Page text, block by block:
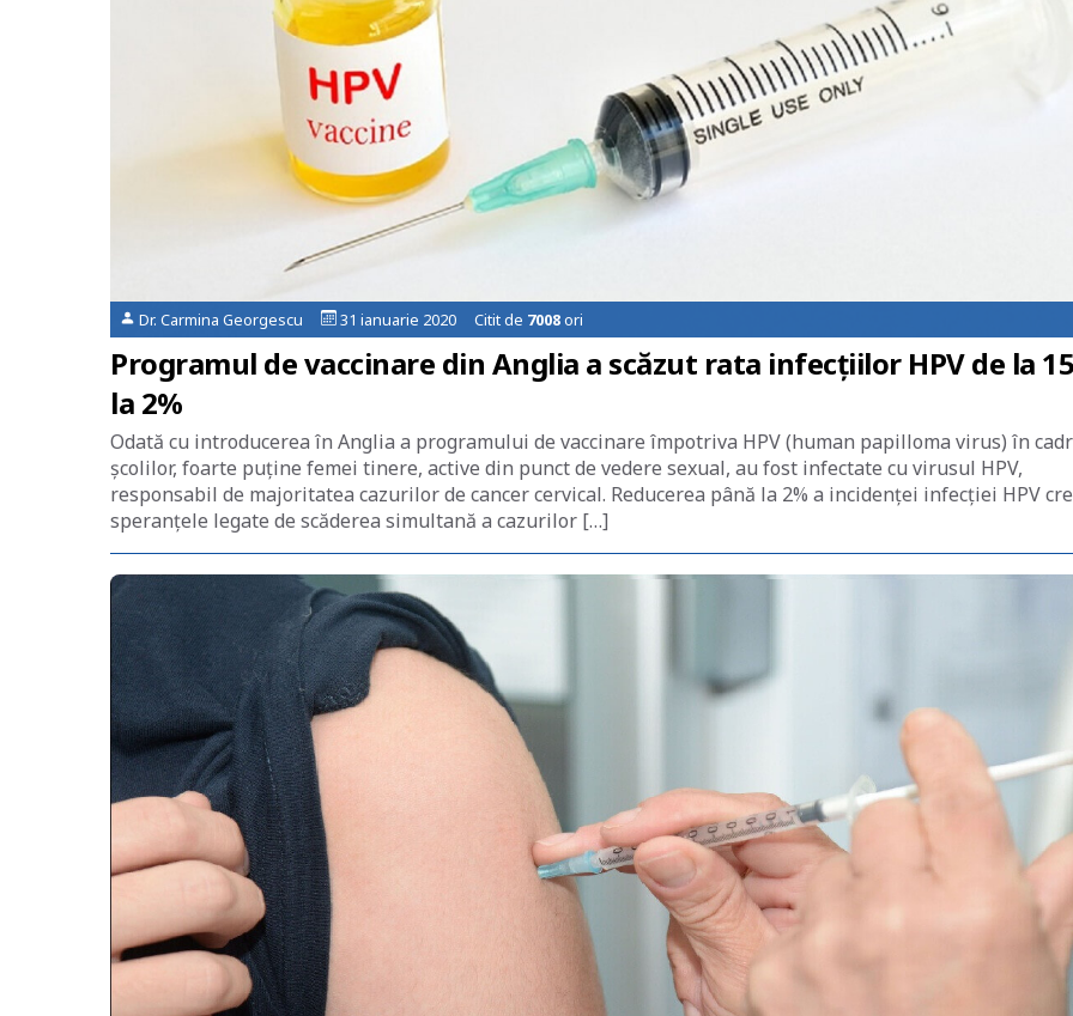
Dr. Carmina Georgescu 31 ianuarie 2020 Citit de 7008ori
Programul de vaccinare din Anglia a scăzut rata infecțiilor HPV de la
la 2%
Odată cu introducerea în Anglia a programului de vaccinare împotriva HPV (human papilloma virus) în
școlilor, foarte puține femei tinere, active din punct de vedere sexual, au fost infectate cu virusul HPV,
responsabil de majoritatea cazurilor de cancer cervical. Reducerea până la 2% a incidenței infecției HPV
speranțele legate de scăderea simultană a cazurilor […]